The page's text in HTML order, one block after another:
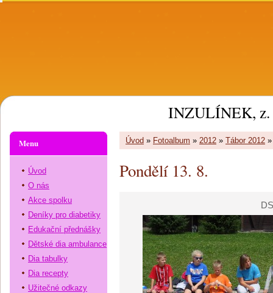
INZULÍNEK, z.
Úvod » Fotoalbum » 2012 » Tábor 2012
Pondělí 13. 8.
Menu
Úvod
O nás
Akce spolku
Deníky pro diabetiky
Edukační přednášky
Dětské dia ambulance
Dia tabulky
Dia recepty
Užitečné odkazy